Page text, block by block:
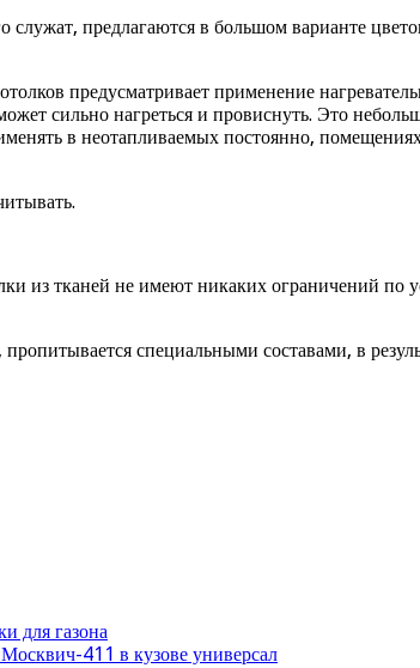
предлагаются в большом варианте
предусматривает применение
сильно нагреться и провиснуть. Это
в неотапливаемых постоянно,
из тканей не имеют никаких ограничений
специальными составами, в
для газона
411 в кузове универсал